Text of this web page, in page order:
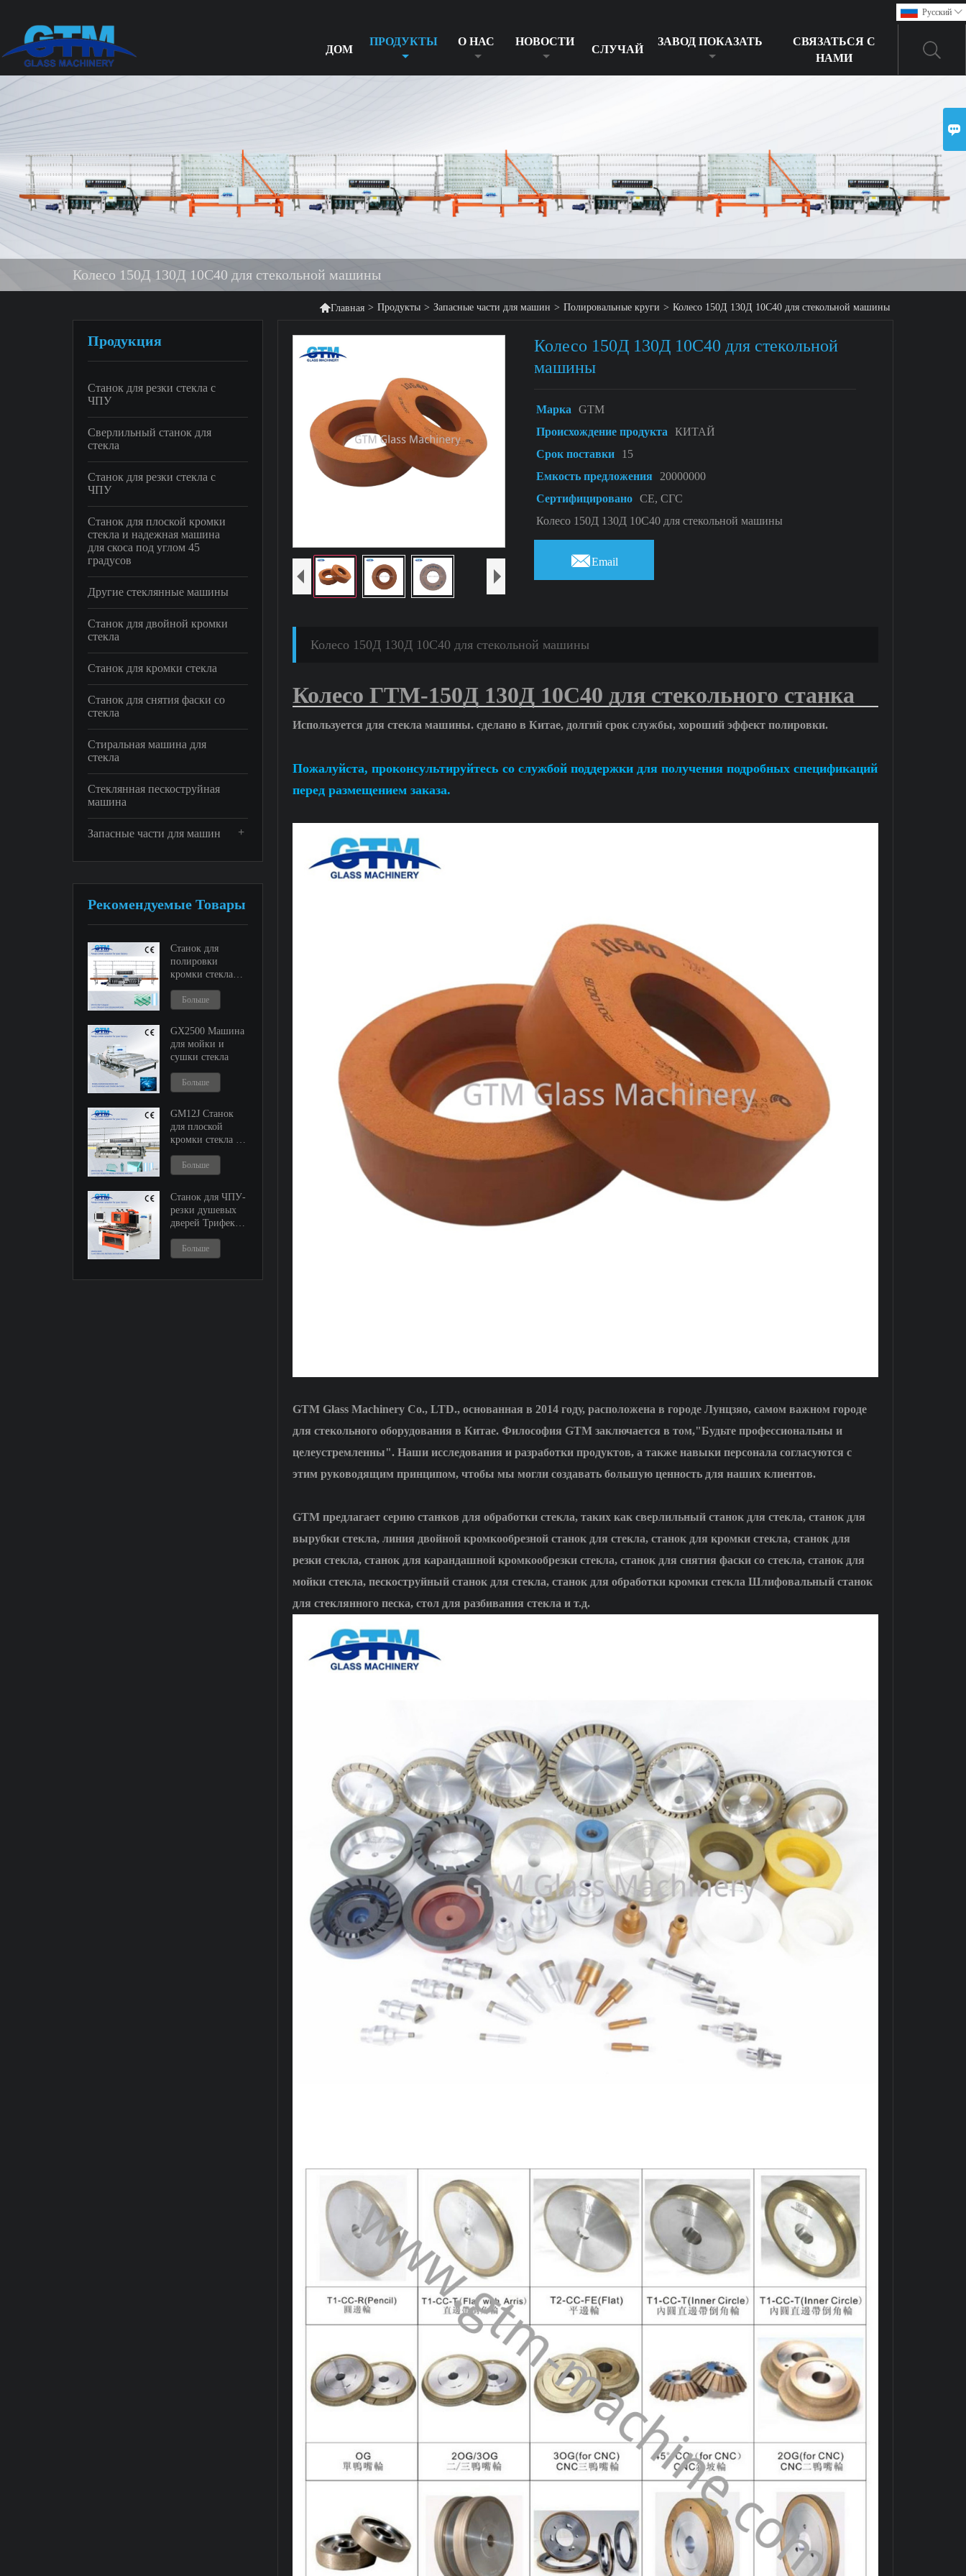
Pусский 
ДОМ
ПРОДУКТЫ О НАС НОВОСТИ
СЛУЧАЙ
ЗАВОД ПОКАЗАТЬ
СВЯЗАТЬСЯ С
НАМИ
Колесо 150Д 130Д 10С40 для стекольной машины
Главная > Продукты > Запасные части для машин > Полировальные круги > Колесо 150Д 130Д 10С40 для стекольной машины
Продукция
Станок для резки стекла с
ЧПУ
Сверлильный станок для
стекла
Станок для резки стекла с
ЧПУ
Станок для плоской кромки
стекла и надежная машина
для скоса под углом 45
градусов
Другие стеклянные машины
Станок для двойной кромки
стекла
Станок для кромки стекла
Станок для снятия фаски со
стекла
Стиральная машина для
стекла
Стеклянная пескоструйная
машина
+
Запасные части для машин
Рекомендуемые Товары
Станок для
полировки
кромки стекла
ГМ9 и ГМ11
Больше
GX2500 Машина
для мойки и
сушки стекла
Больше
GM12J Станок
для плоской
кромки стекла и
регулируемый
кромкообрезной
станок
Больше
Станок для ЧПУ-
резки душевых
дверей Трифекта
Больше
Колесо 150Д 130Д 10С40 для стекольной
машины
Марка
GTM
Происхождение продукта
КИТАЙ
Срок поставки
15
Емкость предложения
20000000
Сертифицировано
СЕ, СГС
Колесо 150Д 130Д 10С40 для стекольной машины
Email
Колесо 150Д 130Д 10С40 для стекольной машины
Колесо ГТМ-150Д 130Д 10С40 для стекольного станка
Используется для стекламашины. сделано в Китае, долгий срок службы, хороший эффект полировки.
Пожалуйста, проконсультируйтесь со службой поддержки для получения подробных спецификаций
перед размещением заказа.
GTM Glass Machinery Co., LTD., основанная в 2014 году, расположена в городе Лунцзяо, самом важном городе
для стекольного оборудования в Китае. Философия GTM заключается в том,"Будьте профессиональны и
целеустремленны". Наши исследования и разработки продуктов, а также навыки персонала согласуются с
этим руководящим принципом, чтобы мы могли создавать большую ценность для наших клиентов.
GTM предлагает серию станков для обработки стекла, таких как сверлильный станок для стекла, станок для
вырубки стекла, линия двойной кромкообрезной станок для стекла, станок для кромки стекла, станок для
резки стекла, станок для карандашной кромкообрезки стекла, станок для снятия фаски со стекла, станок для
мойки стекла, пескоструйный станок для стекла, станок для обработки кромки стекла Шлифовальный станок
для стеклянного песка, стол для разбивания стекла и т.д.
